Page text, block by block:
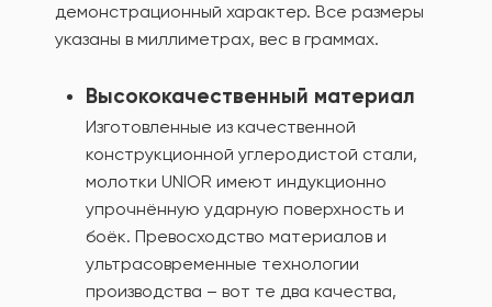
демонстрационный характер. Все размеры
указаны в миллиметрах, вес в граммах.
Высококачественный материал
Изготовленные из качественной
конструкционной углеродистой стали,
молотки UNIOR имеют индукционно
упрочнённую ударную поверхность и
боёк. Превосходство материалов и
ультрасовременные технологии
производства – вот те два качества,